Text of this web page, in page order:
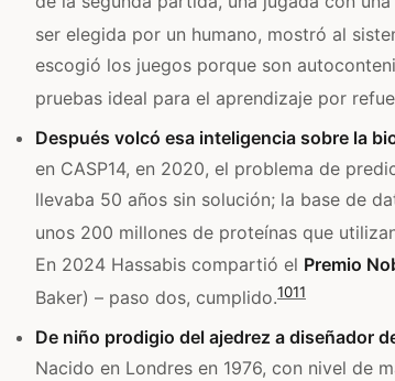
ser elegida por un humano, mostró al
escogió los juegos porque son
pruebas ideal para el aprendizaje por
Después volcó esa inteligencia sobre la
en CASP14, en 2020, el problema de
llevaba 50 años sin solución; la base de
unos 200 millones de proteínas que
En 2024 Hassabis compartió el Premio
Baker) – paso dos, cumplido.1011
De niño prodigio del ajedrez a diseñador
Nacido en Londres en 1976, con nivel de